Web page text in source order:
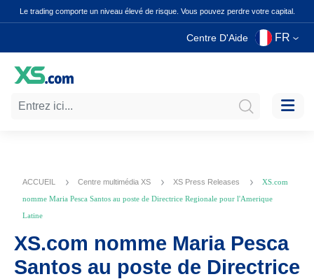
Le trading comporte un niveau élevé de risque. Vous pouvez perdre votre capital.
Centre D'Aide FR
ACCUEIL Centre multimédia XS XS Press Releases
XS.com
nomme Maria Pesca Santos au poste de Directrice Regionale pour l'Amerique
Latine
XS.com nomme Maria Pesca
Santos au poste de Directrice